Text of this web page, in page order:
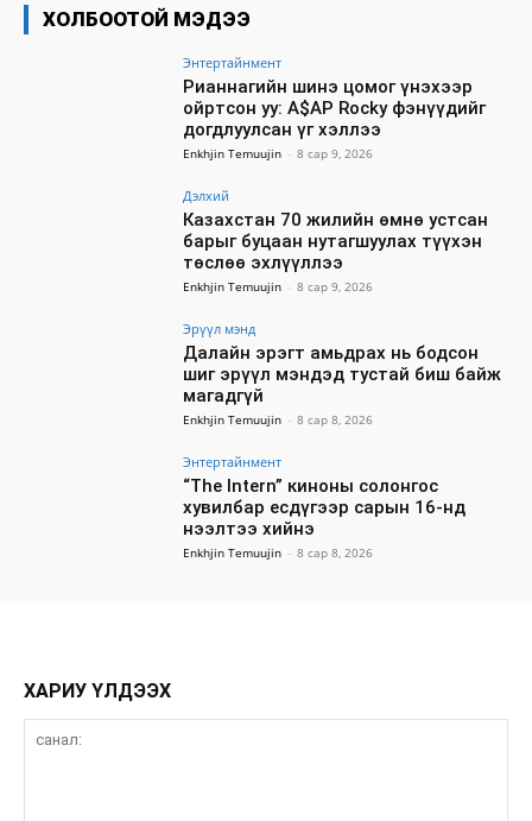
ХОЛБООТОЙ МЭДЭЭ
Энтертайнмент
Рианнагийн шинэ цомог үнэхээр
ойртсон уу: A$AP Rocky фэнүүдийг
догдлуулсан үг хэллээ
Enkhjin Temuujin - 8 сар 9, 2026
Дэлхий
Казахстан 70 жилийн өмнө устсан
барыг буцаан нутагшуулах түүхэн
төслөө эхлүүллээ
Enkhjin Temuujin - 8 сар 9, 2026
Эрүүл мэнд
Далайн эрэгт амьдрах нь бодсон
шиг эрүүл мэндэд тустай биш байж
магадгүй
Enkhjin Temuujin - 8 сар 8, 2026
Энтертайнмент
“The Intern” киноны солонгос
хувилбар есдүгээр сарын 16-нд
нээлтээ хийнэ
Enkhjin Temuujin - 8 сар 8, 2026
ХАРИУ ҮЛДЭЭХ